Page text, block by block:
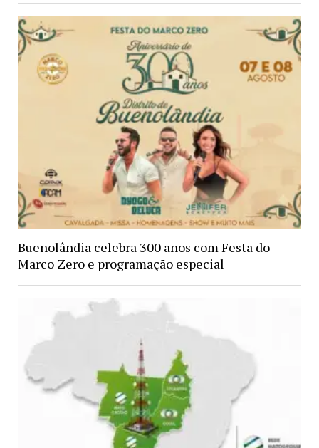
Buenolândia celebra 300 anos com Festa do
Marco Zero e programação especial